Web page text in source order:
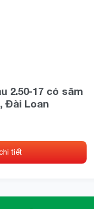
thay lốp xe
2.50-17 có săm
Đài Loan
tiết